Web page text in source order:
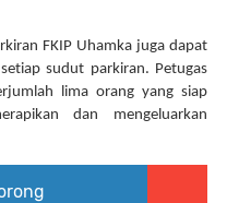
FKIP Uhamka juga dapat
sudut parkiran. Petugas
lima orang yang siap
dan mengeluarkan